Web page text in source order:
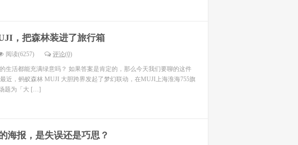
，把森林装进了旅行箱
阅读(6257) 评论(0)
生活都能充满绿意吗？ 如果答案是肯定的，那么今天我们要聊的这件
近，蚂蚁森林 MUJI 大胆跨界发起了梦幻联动，在MUJI上海淮海755旗
题为「大 […]
海报，是失误还是巧思？